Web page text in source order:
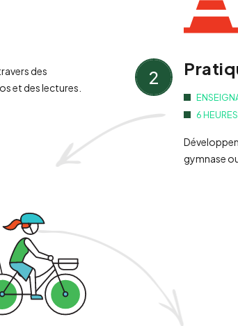
des
et des lectures.
2
6 HEURES
gymnase